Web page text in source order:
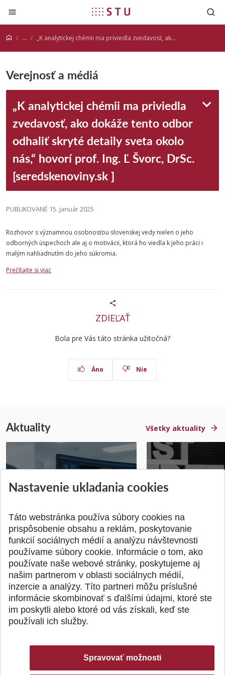
Prejsť na obsah
... „K analytickej chémii ma priviedla zvedavosť, ako dokáže tento odbor odhaliť skryté detaily sveta okolo nás,“ hovorí prof. Ing. Ľ Švorc, DrSc. [seredskenoviny.sk ]
Verejnosť a médiá
„K analytickej chémii ma priviedla
zvedavosť, ako dokáže tento odbor
odhaliť skryté detaily sveta okolo
nás,“ hovorí prof. Ing. Ľ Švorc, DrSc.
[seredskenoviny.sk ]
PUBLIKOVANÉ 15. január 2025
Rozhovor s významnou osobnosťou slovenskej vedy nielen o jeho
odborných úspechoch ale aj o motivácii, ktorá ho viedla k jeho práci i
malým nahliadnutím do jeho súkromia.
Prečítajte si viac
ZDIEĽAŤ
Bola pre Vás táto stránka užitočná?
Áno Nie
Aktuality Všetky aktuality
Europe na posilnenie
Študentský tím z
jediný zastupoval
SPÄŤ NA VRCH
Nastavenie ukladania cookies
Táto webstránka používa súbory cookies na
prispôsobenie obsahu a reklám, poskytovanie
funkcií sociálnych médií a analýzu návštevnosti
používame súbory cookie. Informácie o tom, ako
používate naše webové stránky, poskytujeme aj
našim partnerom v oblasti sociálnych médií,
inzercie a analýzy. Títo partneri môžu príslušné
informácie skombinovať s ďalšími údajmi, ktoré ste
im poskytli alebo ktoré od vás získali, keď ste
používali ich služby.
Spravovať možnosti